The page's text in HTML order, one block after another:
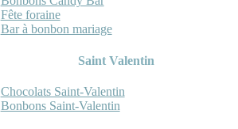
Fête foraine
Bar à bonbon mariage
Saint Valentin
Chocolats Saint-Valentin
Bonbons Saint-Valentin